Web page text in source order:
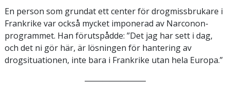
En person som grundat ett center för drogmissbrukare i
Frankrike var också mycket imponerad av Narconon-
programmet. Han förutspådde: ”Det jag har sett i dag,
och det ni gör här, är lösningen för hantering av
drogsituationen, inte bara i Frankrike utan hela Europa.”